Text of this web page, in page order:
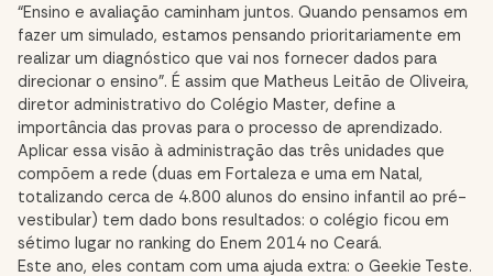
“Ensino e avaliação caminham juntos. Quando pensamos em
fazer um simulado, estamos pensando prioritariamente em
realizar um diagnóstico que vai nos fornecer dados para
direcionar o ensino”. É assim que Matheus Leitão de Oliveira,
diretor administrativo do Colégio Master, define a
importância das provas para o processo de aprendizado.
Aplicar essa visão à administração das três unidades que
compõem a rede (duas em Fortaleza e uma em Natal,
totalizando cerca de 4.800 alunos do ensino infantil ao pré-
vestibular) tem dado bons resultados: o colégio ficou em
sétimo lugar no ranking do Enem 2014 no Ceará.
Este ano, eles contam com uma ajuda extra: o Geekie Teste.